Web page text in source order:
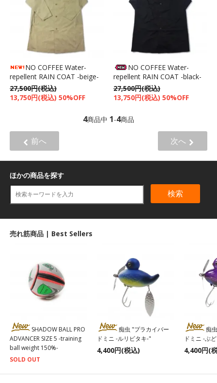
NO COFFEE Water-
repellent RAIN COAT -beige-
27,500円(税込)
13,750円(税込) 50%OFF
NO COFFEE Water-
repellent RAIN COAT -black-
27,500円(税込)
13,750円(税込) 50%OFF
4商品中 1-4商品
前へ 次へ
ほかの商品を探す
検索
売れ筋商品 | Best Sellers
SHADOW BALL PRO
ADVANCER SIZE 5 -training
ball weight 150%-
SOLD OUT
痴虫 "プラカイバー
ドミニ -ルリビタキ-"
4,400円(税込)
痴
ドミニ -ぶ
4,400円(